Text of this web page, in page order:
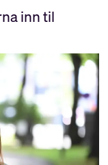
inn til